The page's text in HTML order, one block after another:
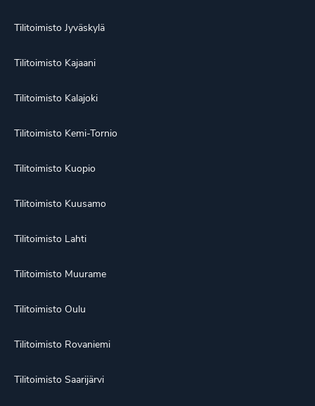
Tilitoimisto Jyväskylä
Tilitoimisto Kajaani
Tilitoimisto Kalajoki
Tilitoimisto Kemi-Tornio
Tilitoimisto Kuopio
Tilitoimisto Kuusamo
Tilitoimisto Lahti
Tilitoimisto Muurame
Tilitoimisto Oulu
Tilitoimisto Rovaniemi
Tilitoimisto Saarijärvi